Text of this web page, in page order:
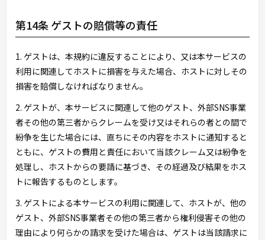
第14条 ゲストの賠償等の責任
1. ゲストは、本規約に違反することにより、又は本サービスの
利用に関連してホストに損害を与えた場合、ホストに対しその
損害を賠償しなければなりません。
2. ゲストが、本サービスに関連して他のゲスト、外部SNS事業
者その他の第三者からクレームを受け又はそれらの者との間で
紛争を生じた場合には、直ちにその内容をホストに通知すると
ともに、ゲストの費用と責任において当該クレーム又は紛争を
処理し、ホストからの要請に基づき、その経過及び結果をホス
トに報告するものとします。
3. ゲストによる本サービスの利用に関連して、ホストが、他の
ゲスト、外部SNS事業者その他の第三者から権利侵害その他の
理由により何らかの請求を受けた場合は、ゲストは当該請求に